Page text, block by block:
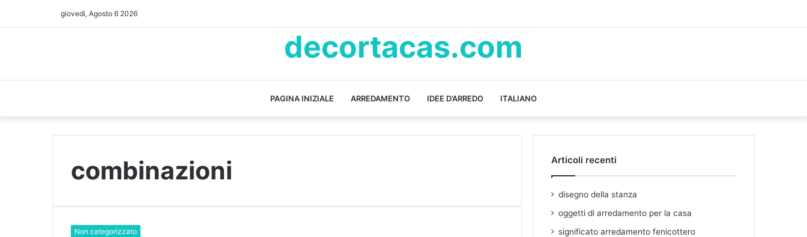
giovedì, Agosto 6 2026
decortacas.com
PAGINA INIZIALE ARREDAMENTO IDEE D’ARREDO ITALIANO
combinazioni
Non categorizzato
Articoli recenti
disegno della stanza
oggetti di arredamento per la casa
significato arredamento fenicottero